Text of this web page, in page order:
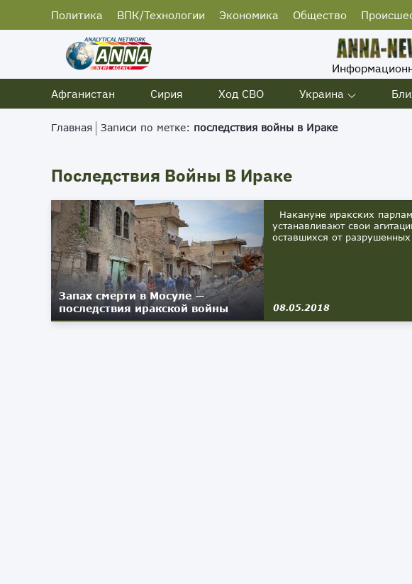
Политика ВПК/Технологии Экономика Общество
Афганистан
Сирия Ход СВО Украина
Главная Записи по метке: последствия войны в Ираке
Последствия Войны В Ираке
Запах смерти в Мосуле —
последствия иракской войны
Накануне иракских
устанавливают свои
оставшихся от
08.05.2018